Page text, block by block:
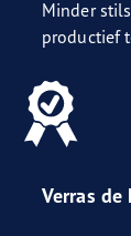
Minder
productief
Verras de